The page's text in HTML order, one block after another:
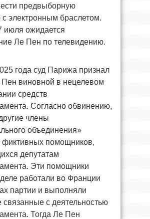
предвыборную
электронным браслетом.
июля ожидается
Ле Пен по телевидению.
года суд Парижа признал
виновной в нецелевом
средств
Согласно обвинению,
члены
объединения»
фиктивных помощников,
депутатам
Эти помощники
работали во Франции
партии и выполняли
связанные с деятельностью
Тогда Ле Пен